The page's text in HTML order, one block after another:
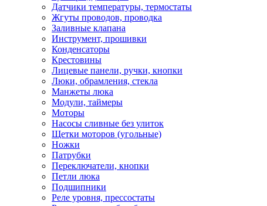
Датчики температуры, термостаты
Жгуты проводов, проводка
Заливные клапана
Инструмент, прошивки
Конденсаторы
Крестовины
Лицевые панели, ручки, кнопки
Люки, обрамления, стекла
Манжеты люка
Модули, таймеры
Моторы
Насосы сливные без улиток
Щетки моторов (угольные)
Ножки
Патрубки
Переключатели, кнопки
Петли люка
Подшипники
Реле уровня, прессостаты